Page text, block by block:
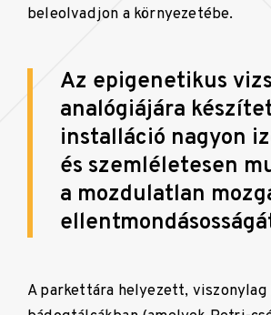
beleolvadjon a környezetébe.
Az epigenetikus
analógiájára
installáció nagyon
és szemléletesen
a mozdulatlan
A parkettára helyezett, viszonylag